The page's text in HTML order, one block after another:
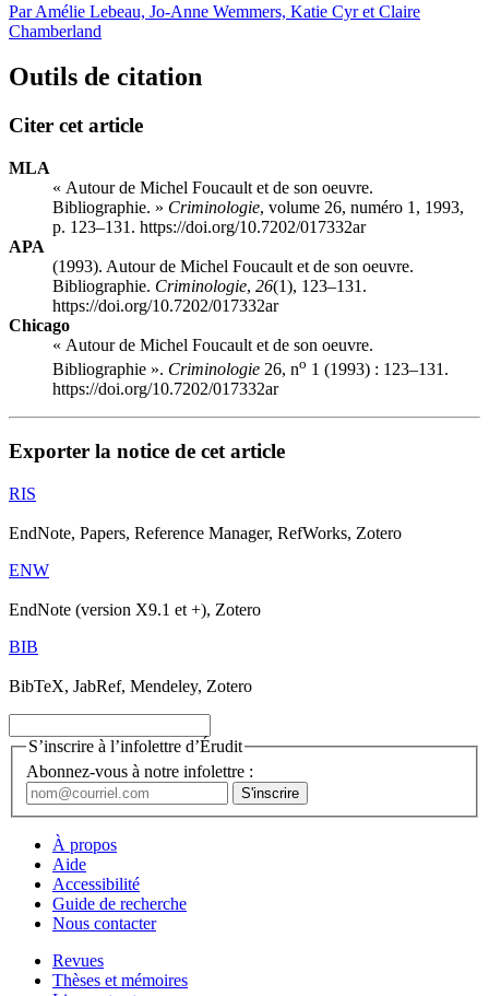
Par Amélie Lebeau, Jo-Anne Wemmers, Katie Cyr et Claire
Chamberland
Outils de citation
Citer cet article
MLA
« Autour de Michel Foucault et de son oeuvre.
Bibliographie. » Criminologie, volume 26, numéro 1, 1993,
p. 123–131. https://doi.org/10.7202/017332ar
APA
(1993). Autour de Michel Foucault et de son oeuvre.
Bibliographie. Criminologie, 26(1), 123–131.
https://doi.org/10.7202/017332ar
Chicago
« Autour de Michel Foucault et de son oeuvre.
Bibliographie ». Criminologie 26, no 1 (1993) : 123–131.
https://doi.org/10.7202/017332ar
Exporter la notice de cet article
RIS
EndNote, Papers, Reference Manager, RefWorks, Zotero
ENW
EndNote (version X9.1 et +), Zotero
BIB
BibTeX, JabRef, Mendeley, Zotero
S’inscrire à l’infolettre d’Érudit
Abonnez-vous à notre infolettre :
À propos
Aide
Accessibilité
Guide de recherche
Nous contacter
Revues
Thèses et mémoires